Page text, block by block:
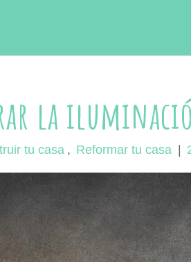
la
tu casa , Reformar tu casa